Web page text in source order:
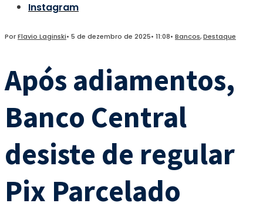
Instagram
PorFlavio Laginski• 5 de dezembro de 2025• 11:08• Bancos,Destaque
Após adiamentos,
Banco Central
desiste de regular
Pix Parcelado